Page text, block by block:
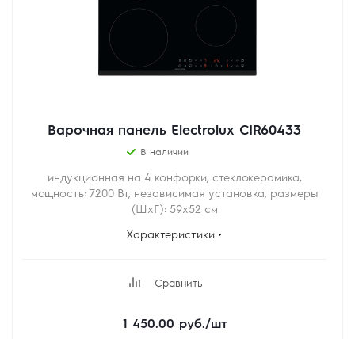
Варочная панель Electrolux CIR60433
В наличии
индукционная на 4 конфорки, cтеклокерамика,
мощность: 7200 Вт, независимая установка, размеры
(ШхГ): 59x52 см
Характеристики
Сравнить
1 450.00 руб./шт